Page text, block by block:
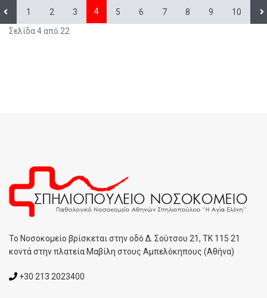
1 2 3 4 5 6 7 8 9
10
Σελίδα 4 από 22
To Noσοκομείο βρίσκεται στην οδό Δ. Σούτσου 21, ΤΚ 115 21
κοντά στην πλατεία Μαβίλη στους Αμπελόκηπους (Αθήνα)
+30 213 2023400